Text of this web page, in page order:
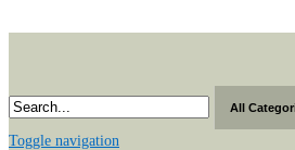
content
Toggle navigation